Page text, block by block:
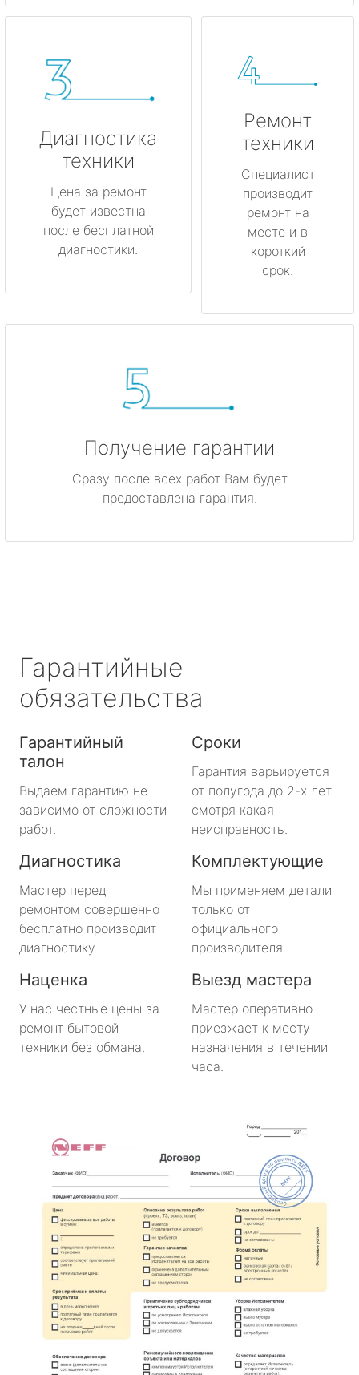
Диагностика
техники
Цена за ремонт
будет известна
после бесплатной
диагностики.
Ремонт
техники
Специалист
производит
ремонт на
месте и в
короткий
срок.
Получение гарантии
Сразу после всех работ Вам будет
предоставлена гарантия.
Гарантийные
обязательства
Гарантийный
талон
Выдаем гарантию не
зависимо от сложности
работ.
Сроки
Гарантия варьируется
от полугода до 2-х лет
смотря какая
неисправность.
Диагностика
Мастер перед
ремонтом совершенно
бесплатно производит
диагностику.
Комплектующие
Мы применяем детали
только от
официального
производителя.
Наценка
У нас честные цены за
ремонт бытовой
техники без обмана.
Выезд мастера
Мастер оперативно
приезжает к месту
назначения в течении
часа.